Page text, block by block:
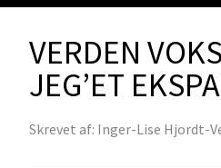
VERDEN
JEG’ET
Skrevet af: Inger-Lise Hjordt-